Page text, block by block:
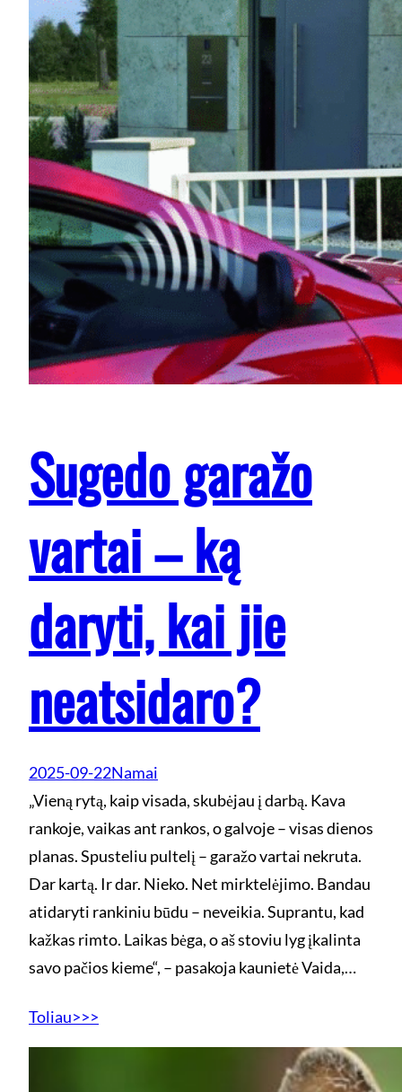
Sugedo garažo
vartai – ką
daryti, kai jie
neatsidaro?
2025-09-22Namai
„Vieną rytą, kaip visada, skubėjau į darbą. Kava
rankoje, vaikas ant rankos, o galvoje – visas dienos
planas. Spusteliu pultelį – garažo vartai nekruta.
Dar kartą. Ir dar. Nieko. Net mirktelėjimo. Bandau
atidaryti rankiniu būdu – neveikia. Suprantu, kad
kažkas rimto. Laikas bėga, o aš stoviu lyg įkalinta
savo pačios kieme“, – pasakoja kaunietė Vaida,…
Toliau>>>